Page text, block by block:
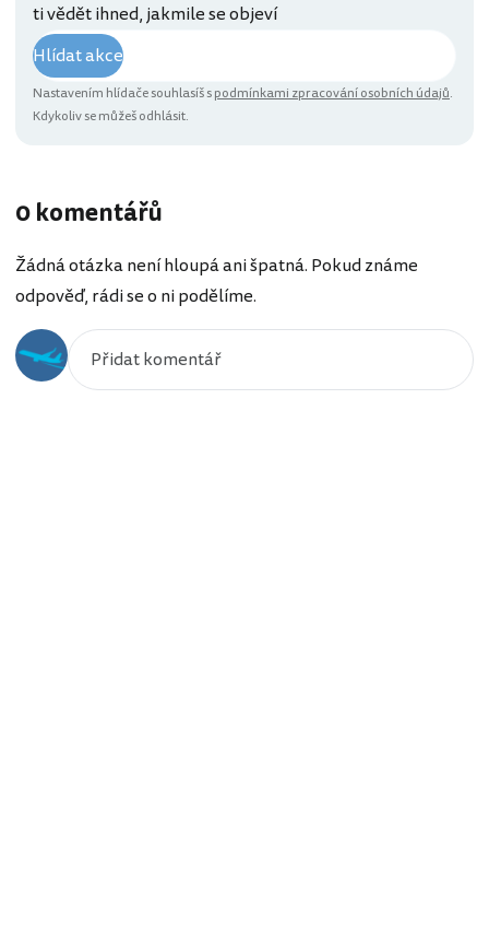
ti vědět ihned, jakmile se objeví
Hlídat akce
Nastavením hlídače souhlasíš spodmínkami zpracování osobních údajů.
Kdykoliv se můžeš odhlásit.
0 komentářů
Žádná otázka není hloupá ani špatná. Pokud známe
odpověď, rádi se o ni podělíme.